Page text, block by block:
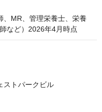
MR、管理栄養士、栄養
ストパークビル